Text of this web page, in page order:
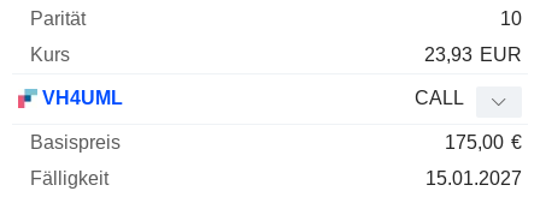
10
23,93 EUR
VH4UML CALL
175,00 €
15.01.2027